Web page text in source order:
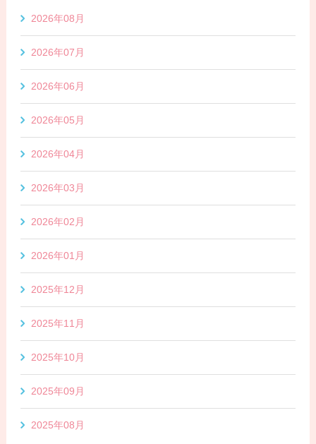
2026年08月
2026年07月
2026年06月
2026年05月
2026年04月
2026年03月
2026年02月
2026年01月
2025年12月
2025年11月
2025年10月
2025年09月
2025年08月